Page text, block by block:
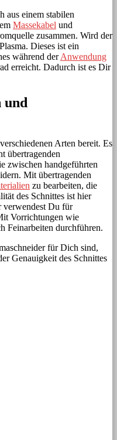
aus einem stabilen
Massekabel und
zusammen. Wird der
Dieses ist ein
während derAnwendung
erreicht. Dadurch ist es Dir
und
Arten bereit. Es
übertragenden
zwischen handgeführten
Mit übertragenden
zu bearbeiten, die
des Schnittes ist hier
verwendest Du für
Vorrichtungen wie
Feinarbeiten durchführen.
für Dich sind,
Genauigkeit des Schnittes